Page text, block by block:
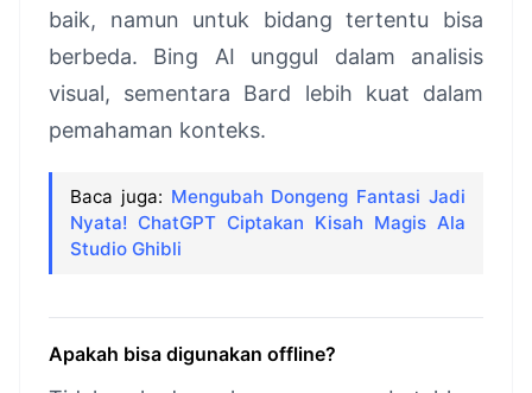
baik, namun untuk bidang tertentu bisa
berbeda. Bing AI unggul dalam analisis
visual, sementara Bard lebih kuat dalam
pemahaman konteks.
Baca juga: Mengubah Dongeng Fantasi Jadi
Nyata! ChatGPT Ciptakan Kisah Magis Ala
Studio Ghibli
Apakah bisa digunakan offline?